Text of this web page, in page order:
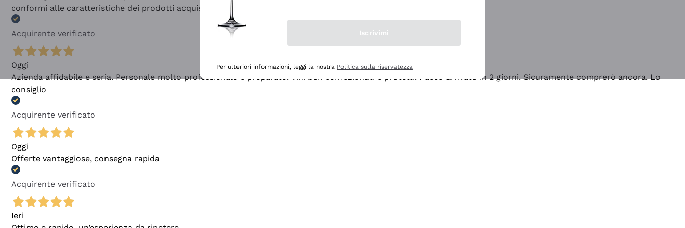
conformi alle caratteristiche dei prodotti acquistati
Acquirente verificato
Oggi
Azienda affidabile e seria. Personale molto professionale e preparato. Vini ben confezionati e protetti. Pacco arrivato in 2 giorni. Sicuramente comprerò ancora. Lo
consiglio
Acquirente verificato
Oggi
Offerte vantaggiose, consegna rapida
Acquirente verificato
Ieri
Iscrivimi
Per ulteriori informazioni, leggi la nostra Politica sulla riservatezza